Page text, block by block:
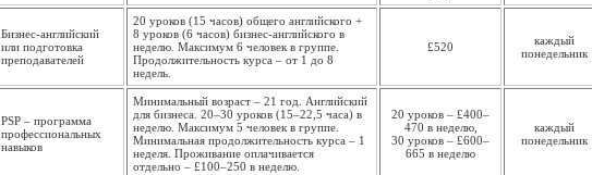
Бизнес-английский
или подготовка
преподавателей
20 уроков (15 часов) общего английского +
8 уроков (6 часов) бизнес-английского в
неделю. Максимум 6 человек в группе.
Продолжительность курса – от 1 до 8
недель.
£520
каждый
понедель­ник
PSP – программа
профессио­нальных
навыков
Минимальный возраст – 21 год. Английский
для бизнеса. 20–30 уроков (15–22,5 часа) в
неделю. Максимум 5 человек в группе.
Минимальная продолжи­тельность курса – 1
неделя. Проживание оплачивается
отдельно – £100–250 в неделю.
20 уроков – £400–
470 в неделю,
30 уроков – £600–
665 в неделю
каждый
понедель­ник